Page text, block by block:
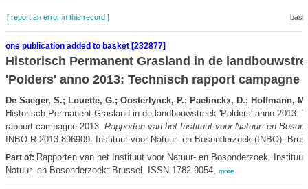
[ report an error in this record ]
one publication added to basket [232877]
Historisch Permanent Grasland in de
'Polders' anno 2013: Technisch rapport campagne
De Saeger, S.; Louette, G.; Oosterlynck, P.; Paelinckx, D.; Hoffmann, M.
Historisch Permanent Grasland in de landbouwstreek 'Polders' anno 2013:
rapport campagne 2013. Rapporten van het Instituut voor Natuur- en
INBO.R.2013.896909. Instituut voor Natuur- en Bosonderzoek (INBO):
Part of: Rapporten van het Instituut voor Natuur- en Bosonderzoek. Instituut
Natuur- en Bosonderzoek: Brussel. ISSN 1782-9054, more